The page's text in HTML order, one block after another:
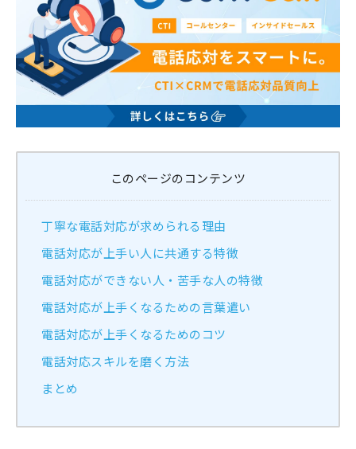
このページのコンテンツ
丁寧な電話対応が求められる理由
電話対応が上手い人に共通する特徴
電話対応ができない人・苦手な人の特徴
電話対応が上手くなるための言葉遣い
電話対応が上手くなるためのコツ
電話対応スキルを磨く方法
まとめ